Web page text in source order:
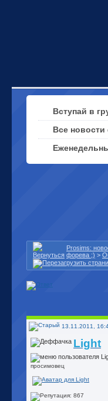
Вступай в
Все
Prosims:
форева ;) >
13.11.2011,
Light
просимовец